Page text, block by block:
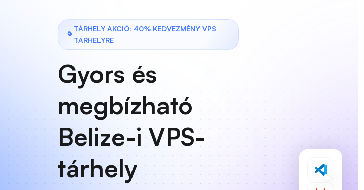
TÁRHELY AKCIÓ: 40% KEDVEZMÉNY VPS
TÁRHELYRE
Gyors és
megbízható
Belize-i VPS-
tárhely